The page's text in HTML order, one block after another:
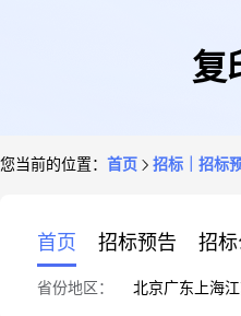
复
您当前的位置： 首页 招标｜招标
首页 招标预告 招
省份地区： 北京广东 上海